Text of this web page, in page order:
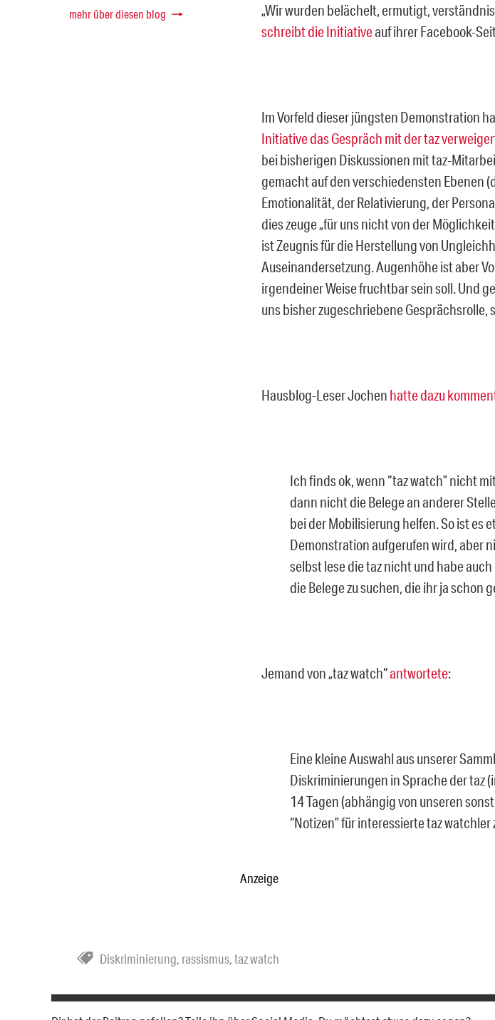
mehr über diesen blog
„Wir wurden belächelt, ermutigt,
schreibt die Initiativeauf ihrer Facebook-
Im Vorfeld dieser jüngsten Demonstration
Initiative das Gespräch mit der taz
bei bisherigen Diskussionen mit taz-
gemacht auf den verschiedensten Ebenen
Emotionalität, der Relativierung, der
dies zeuge „für uns nicht von der
ist Zeugnis für die Herstellung von
Auseinandersetzung. Augenhöhe ist aber
irgendeiner Weise fruchtbar sein soll. Und
uns bisher zugeschriebene Gesprächsrolle,
Hausblog-Leser Jochen hatte dazu
Ich finds ok, wenn “taz watch” nicht
dann nicht die Belege an anderer
bei der Mobilisierung helfen. So ist es
Demonstration aufgerufen wird, aber
selbst lese die taz nicht und habe
die Belege zu suchen, die ihr ja schon
Jemand von „taz watch“antwortete:
Eine kleine Auswahl aus unserer
Diskriminierungen in Sprache der taz
14 Tagen (abhängig von unseren
“Notizen” für interessierte taz
Anzeige
Diskriminierung, rassismus,taz watch